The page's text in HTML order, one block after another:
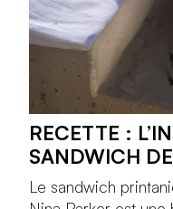
RECETTE :
SANDWICH
Le sandwich